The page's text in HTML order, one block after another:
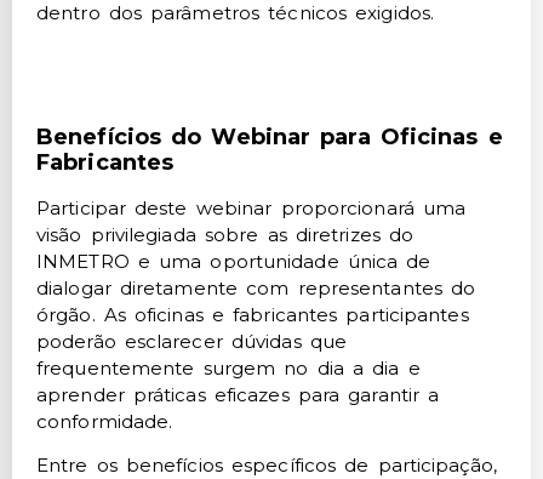
dentro dos parâmetros técnicos exigidos.
Benefícios do Webinar para Oficinas e
Fabricantes
Participar deste webinar proporcionará uma
visão privilegiada sobre as diretrizes do
INMETRO e uma oportunidade única de
dialogar diretamente com representantes do
órgão. As oficinas e fabricantes participantes
poderão esclarecer dúvidas que
frequentemente surgem no dia a dia e
aprender práticas eficazes para garantir a
conformidade.
Entre os benefícios específicos de participação,